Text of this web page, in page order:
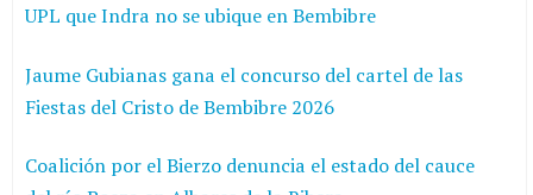
UPL que Indra no se ubique en Bembibre
Jaume Gubianas gana el concurso del cartel de las
Fiestas del Cristo de Bembibre 2026
Coalición por el Bierzo denuncia el estado del cauce